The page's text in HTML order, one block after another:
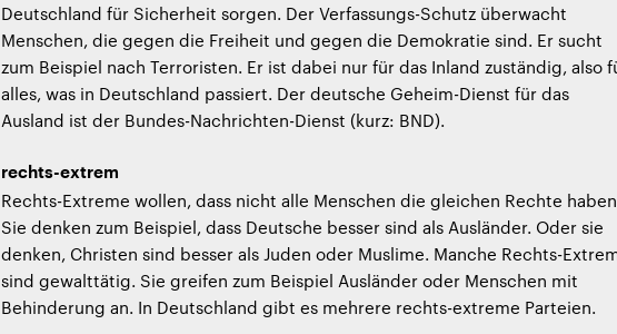
Deutschland für Sicherheit sorgen. Der Verfassungs-Schutz überwacht
Menschen, die gegen die Freiheit und gegen die Demokratie sind. Er sucht
zum Beispiel nach Terroristen. Er ist dabei nur für das Inland zuständig, also
alles, was in Deutschland passiert. Der deutsche Geheim-Dienst für das
Ausland ist der Bundes-Nachrichten-Dienst (kurz: BND).
rechts-extrem
Rechts-Extreme wollen, dass nicht alle Menschen die gleichen Rechte
Sie denken zum Beispiel, dass Deutsche besser sind als Ausländer. Oder sie
denken, Christen sind besser als Juden oder Muslime. Manche Rechts-
sind gewalttätig. Sie greifen zum Beispiel Ausländer oder Menschen mit
Behinderung an. In Deutschland gibt es mehrere rechts-extreme Parteien.